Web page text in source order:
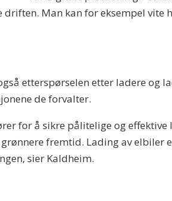
Man kan for eksempel vite
etterspørselen etter ladere og
de forvalter.
for å sikre pålitelige og
fremtid. Lading av elbiler
sier Kaldheim.